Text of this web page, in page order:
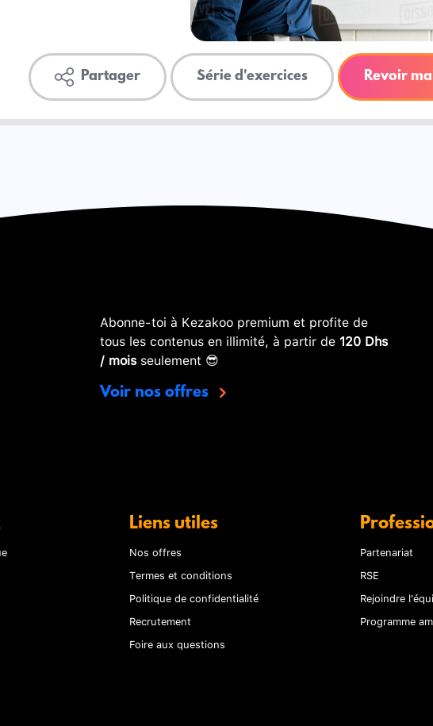
Partager Série d'exercices Revoir
Abonne-toi à Kezakoo premium et profite de
tous les contenus en illimité, à partir de 120 Dhs
/ moisseulement 😎
Voir nos offres
Liens utiles
Nos offres
Termes et conditions
Politique de confidentialité
Recrutement
Foire aux questions
Partenariat
RSE
Rejoindre
Programme